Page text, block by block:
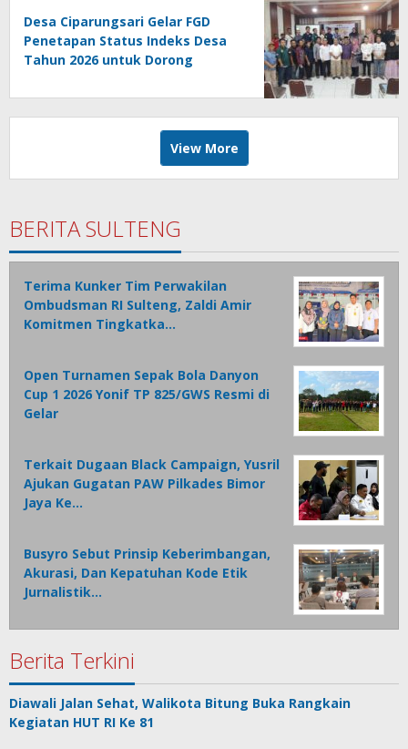
Desa Ciparungsari Gelar FGD
Penetapan Status Indeks Desa
Tahun 2026 untuk Dorong
View More
BERITA SULTENG
Terima Kunker Tim Perwakilan
Ombudsman RI Sulteng, Zaldi Amir
Komitmen Tingkatka…
Open Turnamen Sepak Bola Danyon
Cup 1 2026 Yonif TP 825/GWS Resmi di
Gelar
Terkait Dugaan Black Campaign, Yusril
Ajukan Gugatan PAW Pilkades Bimor
Jaya Ke…
Busyro Sebut Prinsip Keberimbangan,
Akurasi, Dan Kepatuhan Kode Etik
Jurnalistik…
Berita Terkini
Diawali Jalan Sehat, Walikota Bitung Buka Rangkain
Kegiatan HUT RI Ke 81